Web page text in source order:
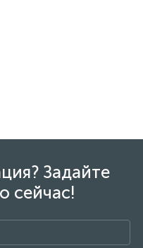
Задайте
сейчас!